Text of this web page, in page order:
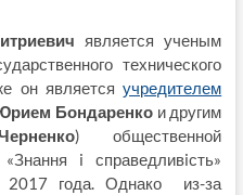
является ученым
технического
он являетсяучредителем
Бондаренкои другим
) общественной
i справедливiсть»
2017 года. Однако из-за